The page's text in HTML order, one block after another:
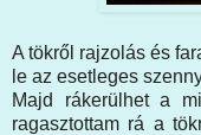
A tökről rajzolás és
le az esetleges
Majd rákerülhet a
ragasztottam rá a